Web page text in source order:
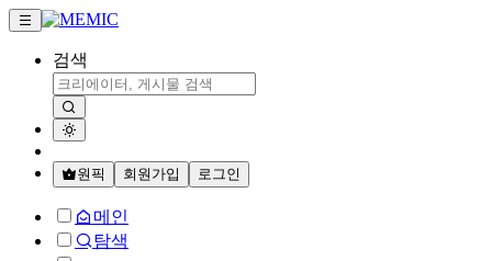
검색
원픽 회원가입 로그인
메인
탐색